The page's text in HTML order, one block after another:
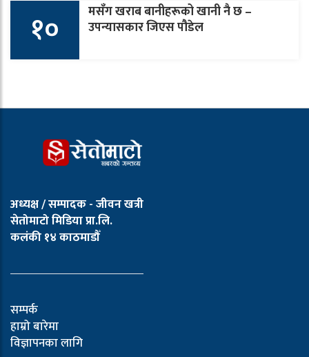
१० मसँग खराब बानीहरूको खानी नै छ –
उपन्यासकार जिएस पौडेल
अध्यक्ष / सम्पादक - जीवन खत्री
सेतोमाटो मिडिया प्रा.लि.
कलंकी १४ काठमाडौँ
सम्पर्क
हाम्रो बारेमा
विज्ञापनका लागि